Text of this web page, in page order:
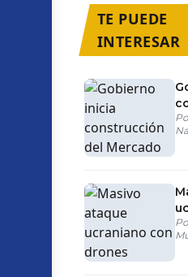
TE PUEDE
INTERESAR